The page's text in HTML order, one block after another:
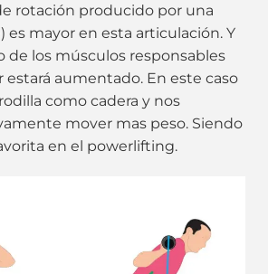
rotación producido por una
es mayor en esta articulación. Y
los músculos responsables
estará aumentado. En este caso
como cadera y nos
mover mas peso. Siendo
en el powerlifting.